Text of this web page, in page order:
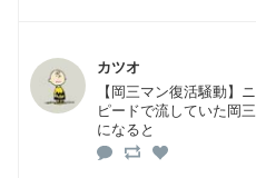
カツオ
【岡三マン復活騒動】
ピードで流していた岡
になると